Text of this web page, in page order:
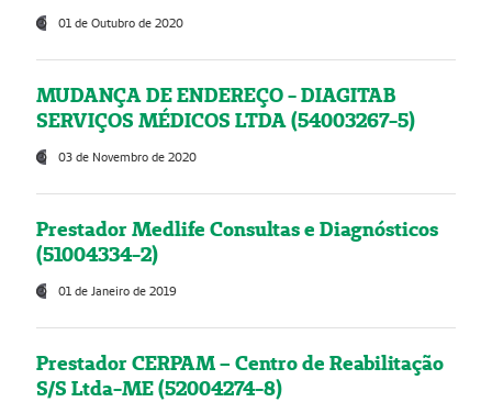
01 de Outubro de 2020
MUDANÇA DE ENDEREÇO - DIAGITAB
SERVIÇOS MÉDICOS LTDA (54003267-5)
03 de Novembro de 2020
Prestador Medlife Consultas e Diagnósticos
(51004334-2)
01 de Janeiro de 2019
Prestador CERPAM – Centro de Reabilitação
S/S Ltda-ME (52004274-8)